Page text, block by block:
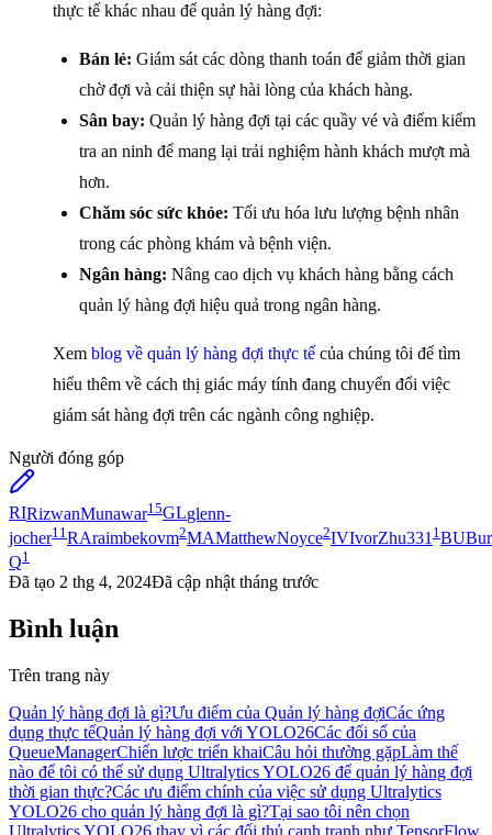
thực tế khác nhau để quản lý hàng đợi:
Bán lẻ: Giám sát các dòng thanh toán để giảm thời gian
chờ đợi và cải thiện sự hài lòng của khách hàng.
Sân bay: Quản lý hàng đợi tại các quầy vé và điểm kiểm
tra an ninh để mang lại trải nghiệm hành khách mượt mà
hơn.
Chăm sóc sức khỏe: Tối ưu hóa lưu lượng bệnh nhân
trong các phòng khám và bệnh viện.
Ngân hàng: Nâng cao dịch vụ khách hàng bằng cách
quản lý hàng đợi hiệu quả trong ngân hàng.
Xem blog về quản lý hàng đợi thực tế của chúng tôi để tìm
hiểu thêm về cách thị giác máy tính đang chuyển đổi việc
giám sát hàng đợi trên các ngành công nghiệp.
Người đóng góp
RIRizwanMunawar15GLglenn-
jocher11 RAraimbekovm2MAMatthewNoyce2IVIvorZhu331 1 BU
Q1
Đã tạo 2 thg 4, 2024Đã cập nhật tháng trước
Bình luận
Trên trang này
Quản lý hàng đợi là gì?Ưu điểm của Quản lý hàng đợiCác ứng
dụng thực tếQuản lý hàng đợi với YOLO26Các đối số của
QueueManagerChiến lược triển khaiCâu hỏi thường gặpLàm thế
nào để tôi có thể sử dụng Ultralytics YOLO26 để quản lý hàng đợi
thời gian thực?Các ưu điểm chính của việc sử dụng Ultralytics
YOLO26 cho quản lý hàng đợi là gì?Tại sao tôi nên chọn
Ultralytics YOLO26 thay vì các đối thủ cạnh tranh như TensorFlow